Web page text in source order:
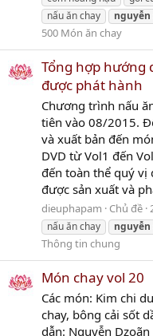
nấu ăn chay
nguyễn
500 Món ăn chay
Tổng hợp hướng
được phát hành
Chương trình nấu
tiên vào 08/2015.
và xuất bản đến
DVD từ Vol1 đến
đến toàn thể quý vị
được sản xuất và
dieuphapam Chủ đề
nấu ăn chay
nguyễn
Thông tin chung
Món chay vol 20
Các món: Kim chi
chay, bông cải sốt
dẫn: Nguyễn Dzoãn